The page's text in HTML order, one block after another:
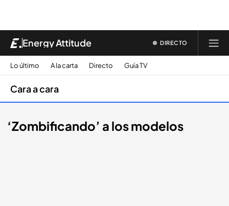
Energy Attitude DIRECTO
Lo último A la carta Directo Guía TV
Cara a cara
‘Zombificando’ a los modelos